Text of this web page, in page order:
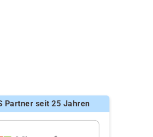
Partner seit 25 Jahren